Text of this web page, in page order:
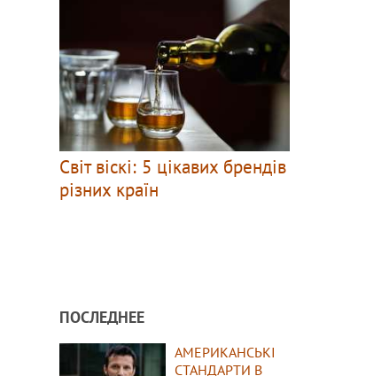
Світ віскі: 5 цікавих брендів
різних країн
ПОСЛЕДНЕЕ
АМЕРИКАНСЬКІ
СТАНДАРТИ В